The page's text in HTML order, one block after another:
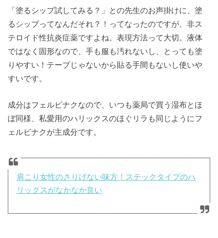
「塗るシップ試してみる？」との先生のお声掛けに、塗
るシップってなんだそれ？！ってなったのですが、非ス
テロイド性抗炎症薬ですよね。表現方法って大切。液体
ではなく固形なので、手も服も汚れないし、とっても塗
りやすい！テープじゃないから貼る手間もないし使いや
すいです。
成分はフェルビナクなので、いつも薬局で買う湿布とほ
ぼ同様、私愛用のハリックスのほぐリラも同じようにフ
ェルビナクが主成分です。
肩こり女性のさりげない味方！ステックタイプのハ
リックスがなかなか良い